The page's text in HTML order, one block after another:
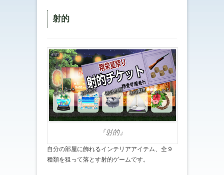
射的
『射的』
自分の部屋に飾れるインテリアアイテム、全９
種類を狙って落とす射的ゲームです。